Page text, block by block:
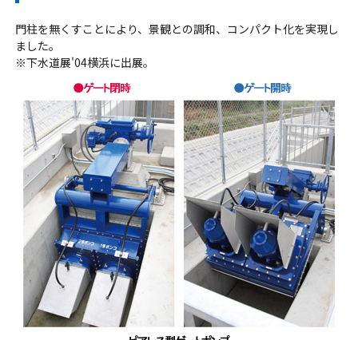
門柱を無くすことにより、景観との調和、コンパクト化を実現し
ました。
※下水道展'04横浜に出展。